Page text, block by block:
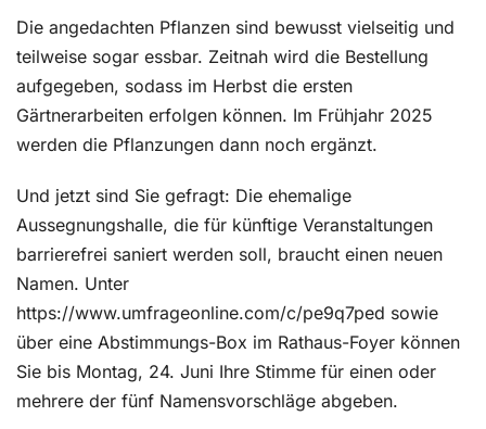
Die angedachten Pflanzen sind bewusst vielseitig und
teilweise sogar essbar. Zeitnah wird die Bestellung
aufgegeben, sodass im Herbst die ersten
Gärtnerarbeiten erfolgen können. Im Frühjahr 2025
werden die Pflanzungen dann noch ergänzt.
Und jetzt sind Sie gefragt: Die ehemalige
Aussegnungshalle, die für künftige Veranstaltungen
barrierefrei saniert werden soll, braucht einen neuen
Namen. Unter
https://www.umfrageonline.com/c/pe9q7ped sowie
über eine Abstimmungs-Box im Rathaus-Foyer können
Sie bis Montag, 24. Juni Ihre Stimme für einen oder
mehrere der fünf Namensvorschläge abgeben.